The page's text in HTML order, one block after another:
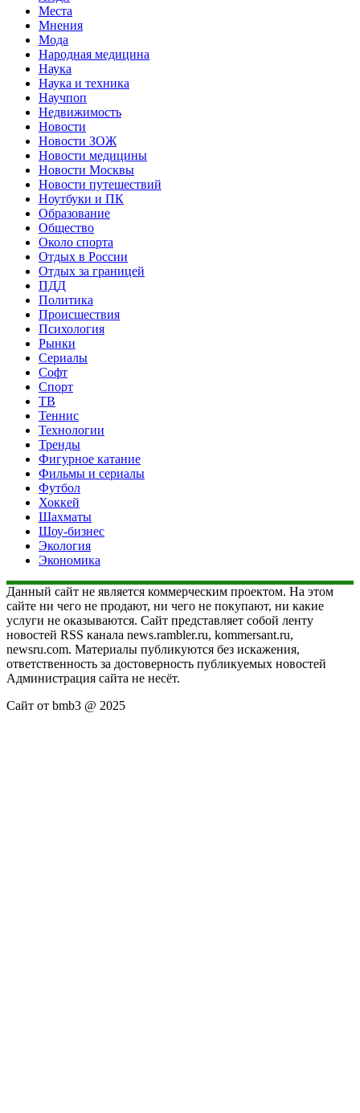
Места
Мнения
Мода
Народная медицина
Наука
Наука и техника
Научпоп
Недвижимость
Новости
Новости ЗОЖ
Новости медицины
Новости Москвы
Новости путешествий
Ноутбуки и ПК
Образование
Общество
Около спорта
Отдых в России
Отдых за границей
ПДД
Политика
Происшествия
Психология
Рынки
Сериалы
Софт
Спорт
ТВ
Теннис
Технологии
Тренды
Фигурное катание
Фильмы и сериалы
Футбол
Хоккей
Шахматы
Шоу-бизнес
Экология
Экономика
Данный сайт не является коммерческим проектом. На этом
сайте ни чего не продают, ни чего не покупают, ни какие
услуги не оказываются. Сайт представляет собой ленту
новостей RSS канала news.rambler.ru, kommersant.ru,
newsru.com. Материалы публикуются без искажения,
ответственность за достоверность публикуемых новостей
Администрация сайта не несёт.
Сайт от bmb3 @ 2025